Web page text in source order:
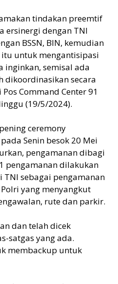
tindakan preemtif
ersinergi dengan TNI
BSSN, BIN, kemudian
itu untuk mengantisipasi
inginkan, semisal ada
dikoordinasikan secara
Command Center 91
(19/5/2024).
ceremony
Senin besok 20 Mei
pengamanan dibagi
pengamanan dilakukan
TNI sebagai pengamanan
yang menyangkut
rute dan parkir.
dan telah dicek
satgas yang ada.
membackup untuk